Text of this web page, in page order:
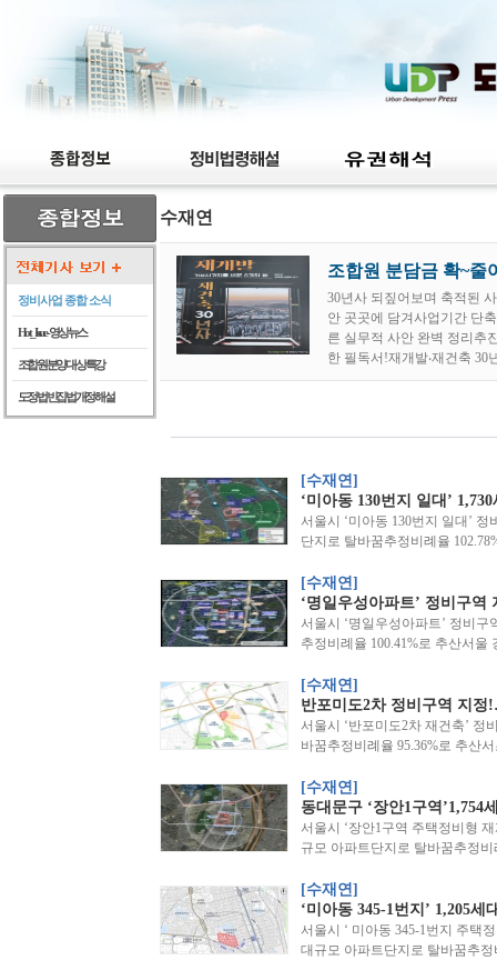
정비사업 종합 소식
Hot_Issue - 영상뉴스
조합원 분양 대상 특강
도정법 빈집법 개정 해설
수재연
조합원 분담금 확~줄
30년사 되짚어보며 축적된
안 곳곳에 담겨사업기간 단
른 실무적 사안 완벽 정리추
한 필독서!재개발‧재건축
[수재연]
‘미아동 130번지 일대’
서울시 ‘미아동 130번지 일대’
단지로 탈바꿈추정비례율
[수재연]
‘명일우성아파트’ 정비구
서울시 ‘명일우성아파트’ 정비
추정비례율 100.41%로 추산서울
[수재연]
반포미도2차 정비구역 지
서울시 ‘반포미도2차 재건축’ 정
바꿈추정비례율 95.36%로 추산
[수재연]
동대문구 ‘장안1구역
서울시 ‘장안1구역 주택정비형
규모 아파트단지로 탈바꿈추정
[수재연]
‘미아동 345-1번지’ 1,205
서울시 ‘ 미아동 345-1번지 주택
대규모 아파트단지로 탈바꿈추